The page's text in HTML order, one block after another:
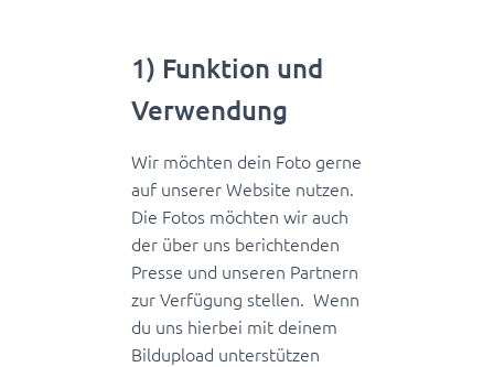
1) Funktion und
Verwendung
Wir möchten dein Foto gerne
auf unserer Website nutzen.
Die Fotos möchten wir auch
der über uns berichtenden
Presse und unseren Partnern
zur Verfügung stellen. Wenn
du uns hierbei mit deinem
Bildupload unterstützen